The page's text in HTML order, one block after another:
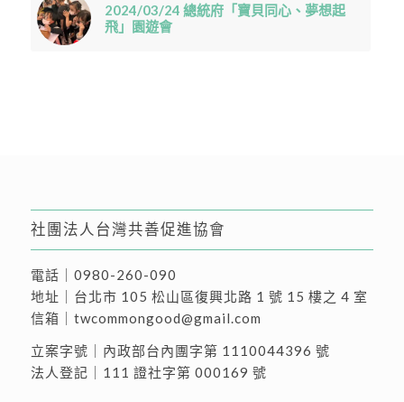
2024/03/24 總統府「寶貝同心、夢想起
飛」園遊會
社團法人台灣共善促進協會
電話｜ 0980-260-090
地址｜ 台北市 105 松山區復興北路 1 號 15 樓之 4 室
信箱｜ twcommongood@gmail.com
立案字號｜內政部台內團字第 1110044396 號
法人登記｜111 證社字第 000169 號